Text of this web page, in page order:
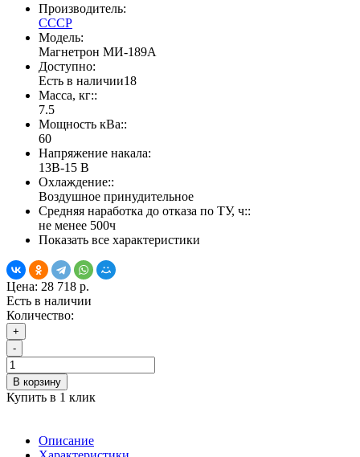
Производитель:
СССР
Модель:
Магнетрон МИ-189А
Доступно:
Есть в наличии18
Масса, кг::
7.5
Мощность кВа::
60
Напряжение накала:
13В-15 В
Охлаждение::
Воздушное принудительное
Средняя наработка до отказа по ТУ, ч::
не менее 500ч
Показать все характеристики
Цена: 28 718 р.
Есть в наличии
Количество:
+
-
В корзину
Купить в 1 клик
Описание